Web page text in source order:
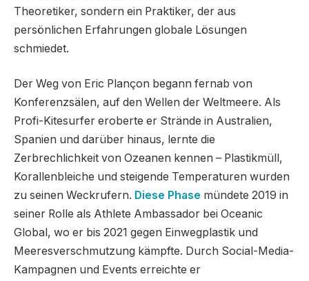
Theoretiker, sondern ein Praktiker, der aus
persönlichen Erfahrungen globale Lösungen
schmiedet.
Der Weg von Eric Plançon begann fernab von
Konferenzsälen, auf den Wellen der Weltmeere. Als
Profi-Kitesurfer eroberte er Strände in Australien,
Spanien und darüber hinaus, lernte die
Zerbrechlichkeit von Ozeanen kennen – Plastikmüll,
Korallenbleiche und steigende Temperaturen wurden
zu seinen Weckrufern. Diese Phase mündete 2019 in
seiner Rolle als Athlete Ambassador bei Oceanic
Global, wo er bis 2021 gegen Einwegplastik und
Meeresverschmutzung kämpfte. Durch Social-Media-
Kampagnen und Events erreichte er